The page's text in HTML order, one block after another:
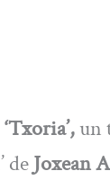
‘Txoria’,un
deJoxean